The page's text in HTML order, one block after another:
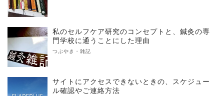
私のセルフケア研究のコンセプトと、鍼灸の専
門学校に通うことにした理由
つぶやき・雑記
サイトにアクセスできないときの、スケジュー
ル確認やご連絡方法